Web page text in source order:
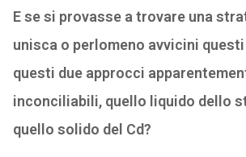
E se si provasse a trovare una
unisca o perlomeno avvicini
questi due approcci
inconciliabili, quello liquido dello
quello solido del Cd?